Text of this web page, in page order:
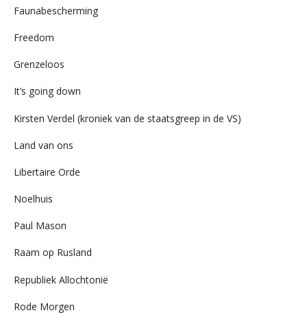
Faunabescherming
Freedom
Grenzeloos
It’s going down
Kirsten Verdel (kroniek van de staatsgreep in de VS)
Land van ons
Libertaire Orde
Noelhuis
Paul Mason
Raam op Rusland
Republiek Allochtonië
Rode Morgen